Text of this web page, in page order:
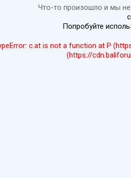
Что-то произошло и мы
Попробуйте
c.at is not a function at P
(https://